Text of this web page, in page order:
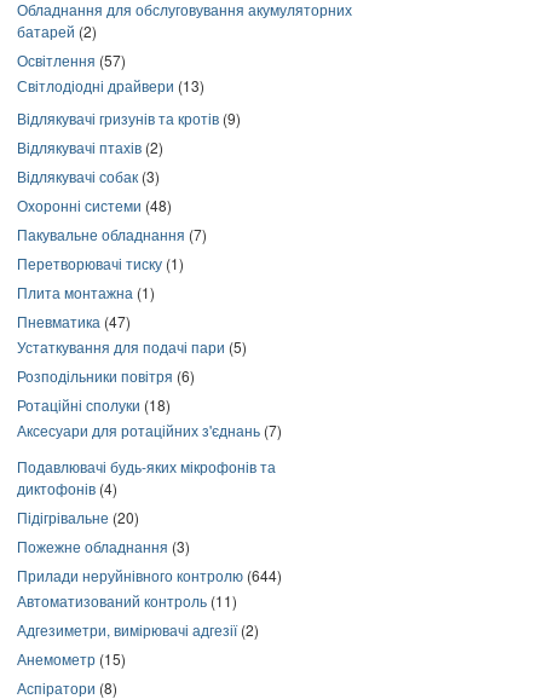
Обладнання для обслуговування акумуляторних
батарей (2)
Освітлення (57)
Світлодіодні драйвери (13)
Відлякувачі гризунів та кротів (9)
Відлякувачі птахів (2)
Відлякувачі собак (3)
Охоронні системи (48)
Пакувальне обладнання (7)
Перетворювачі тиску (1)
Плита монтажна (1)
Пневматика (47)
Устаткування для подачі пари (5)
Розподільники повітря (6)
Ротаційні сполуки (18)
Аксесуари для ротаційних з'єднань (7)
Подавлювачі будь-яких мікрофонів та
диктофонів (4)
Підігрівальне (20)
Пожежне обладнання (3)
Прилади неруйнівного контролю (644)
Автоматизований контроль (11)
Адгезиметри, вимірювачі адгезії(2)
Анемометр (15)
Аспіратори (8)